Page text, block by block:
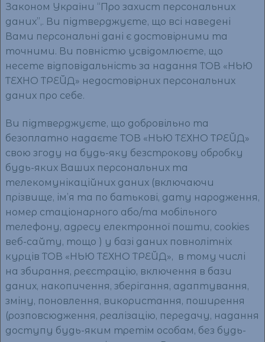
Законом України “Про захист персональних
даних”,. Ви підтверджуєте, що всі наведені
Вами персональні дані є достовірними та
точними. Ви повністю усвідомлюєте, що
несете відповідальність за надання ТОВ «НЬЮ
ТЕХНО ТРЕЙД» недостовірних персональних
даних про себе.
Ви підтверджуєте, що добровільно та
безоплатно надаєте ТОВ «НЬЮ ТЕХНО ТРЕЙД»
свою згоду на будь-яку безстрокову обробку
будь-яких Ваших персональних та
телекомунікаційних даних (включаючи
прізвище, ім’я та по батькові, дату народження,
номер стаціонарного або/та мобільного
телефону, адресу електронної пошти, cookies
веб-сайту, тощо ) у базі даних повнолітніх
курців ТОВ «НЬЮ ТЕХНО ТРЕЙД», в тому числі
на збирання, реєстрацію, включення в бази
даних, накопичення, зберігання, адаптування,
зміну, поновлення, використання, поширення
(розповсюдження, реалізацію, передачу, надання
доступу будь-яким третім особам, без будь-